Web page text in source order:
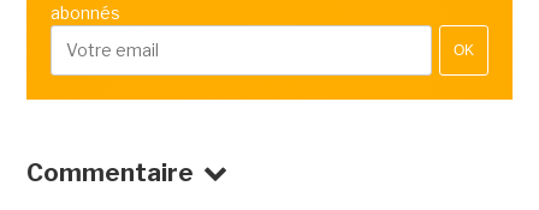
abonnés
OK
Commentaire